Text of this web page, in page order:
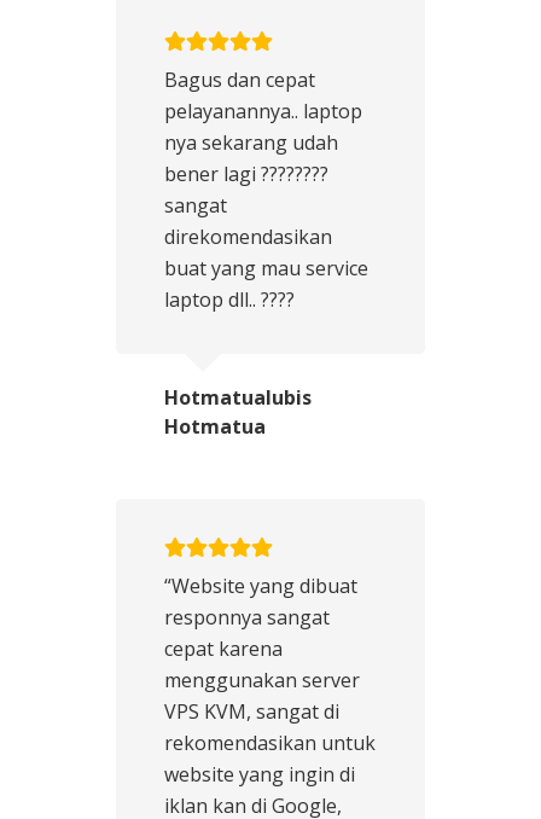
Bagus dan cepat
pelayanannya.. laptop
nya sekarang udah
bener lagi ????????
sangat
direkomendasikan
buat yang mau service
laptop dll.. ????
Hotmatualubis
Hotmatua
“Website yang dibuat
responnya sangat
cepat karena
menggunakan server
VPS KVM, sangat di
rekomendasikan untuk
website yang ingin di
iklan kan di Google,